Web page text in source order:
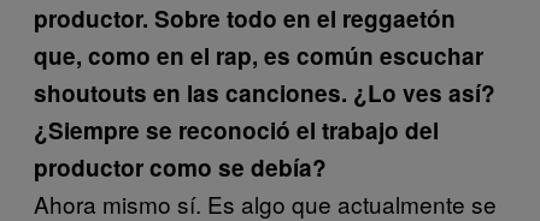
productor. Sobre todo en el reggaetón
que, como en el rap, es común escuchar
shoutouts en las canciones. ¿Lo ves así?
¿Siempre se reconoció el trabajo del
productor como se debía?
Ahora mismo sí. Es algo que actualmente se